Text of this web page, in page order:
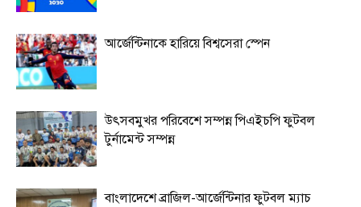
আর্জেন্টিনাকে হারিয়ে বিশ্বসেরা স্পেন
উৎসবমুখর পরিবেশে সম্পন্ন পিএইচপি ফুটবল
টুর্নামেন্ট সম্পন্ন
বাংলাদেশে ব্রাজিল-আর্জেন্টিনার ফুটবল ম্যাচ